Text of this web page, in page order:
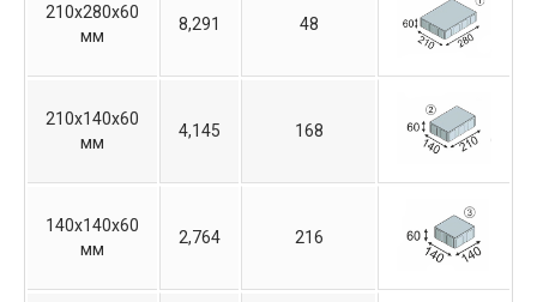
210х280х60
мм
8,291 48
210х140х60
мм
4,145 168
140х140х60
мм
2,764 216